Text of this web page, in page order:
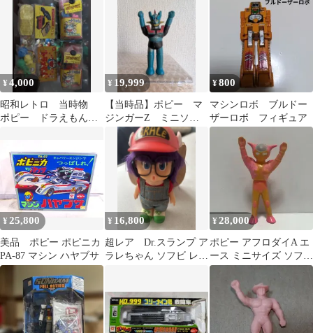
¥4,000
昭和レトロ 当時物
ポピー ドラえもん
¥ 19,999
【当時品】ポピー マ
ジンガーZ ミニソフ
ビ 昭和レトロ
¥800
マシンロボ ブルドー
ザーロボ フィギュア
¥25,800
美品 ポピー ポピニカ
PA-87 マシン ハヤブサ
¥ 16,800
超レア Dr.スランプ ア
ラレちゃん ソフビ レト
¥28,000
ポピー アフロダイA エ
ース ミニサイズ ソフビ
マジンガーZ レトロ 永